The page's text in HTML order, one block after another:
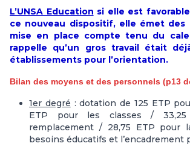
L’UNSA Education si elle est
ce nouveau dispositif, elle émet des
mise en place compte tenu du
rappelle qu’un gros travail était
établissements pour l’orientation.
Bilan des moyens et des personnels (p13
1er degré : dotation de 125 ETP
ETP pour les classes /
remplacement / 28,75 ETP pour
besoins éducatifs et l’encadrement